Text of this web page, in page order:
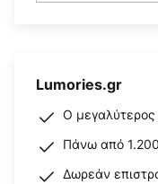
Lumories.gr
Ο
Πάνω από
Δωρεάν